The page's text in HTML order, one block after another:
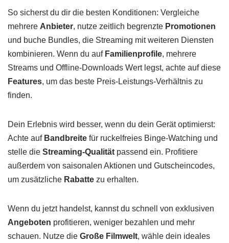
So sicherst du dir die besten Konditionen: Vergleiche
mehrere Anbieter, nutze zeitlich begrenzte Promotionen
und buche Bundles, die Streaming mit weiteren Diensten
kombinieren. Wenn du auf Familienprofile, mehrere
Streams und Offline-Downloads Wert legst, achte auf diese
Features, um das beste Preis-Leistungs-Verhältnis zu
finden.
Dein Erlebnis wird besser, wenn du dein Gerät optimierst:
Achte auf Bandbreite für ruckelfreies Binge-Watching und
stelle die Streaming-Qualität passend ein. Profitiere
außerdem von saisonalen Aktionen und Gutscheincodes,
um zusätzliche Rabatte zu erhalten.
Wenn du jetzt handelst, kannst du schnell von exklusiven
Angeboten profitieren, weniger bezahlen und mehr
schauen. Nutze die Große Filmwelt, wähle dein ideales